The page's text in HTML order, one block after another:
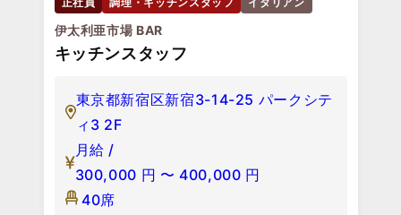
伊太利亜市場 BAR
キッチンスタッフ
東京都新宿区新宿3-14-25 パークシテ
ィ3 2F
月給 /
300,000 円 〜 400,000 円
40席